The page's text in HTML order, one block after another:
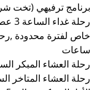
برنامج ترفيهي (تخت
ساعات
رحلة العشاء المبكر الساعة
رحلة العشاء المتاخر الساعة